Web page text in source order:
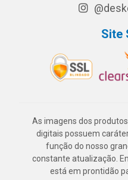
Site
As imagens dos
digitais possuem
função do nosso
constante atualização.
está em prontidão